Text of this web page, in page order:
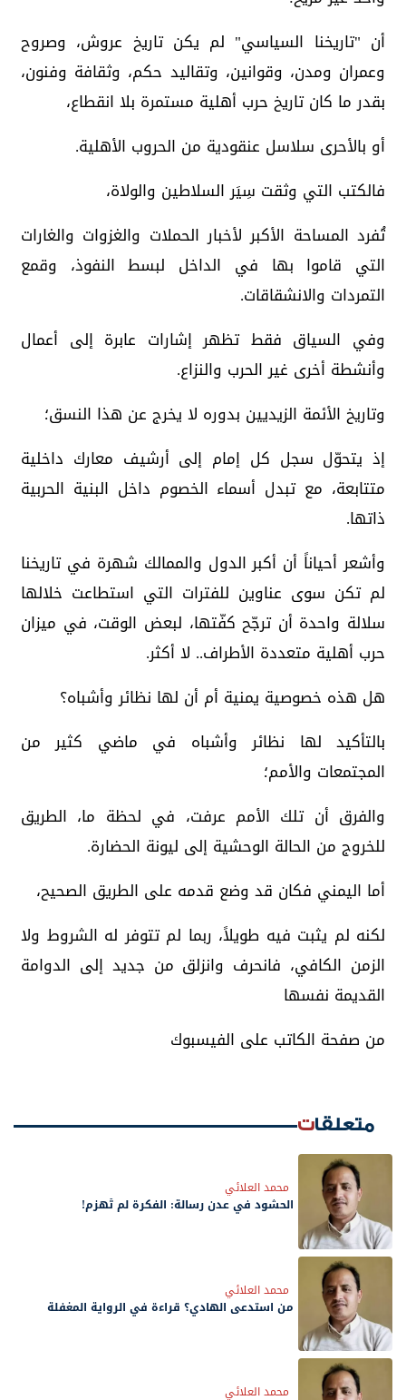
أن "تاريخنا السياسي" لم يكن تاريخ عروش، وصروح
وعمران ومدن، وقوانين، وتقاليد حكم، وثقافة وفنون،
بقدر ما كان تاريخ حرب أهلية مستمرة بلا انقطاع،
أو بالأحرى سلاسل عنقودية من الحروب الأهلية.
فالكتب التي وثقت سِيَر السلاطين والولاة،
تُفرد المساحة الأكبر لأخبار الحملات والغزوات والغارات
التي قاموا بها في الداخل لبسط النفوذ، وقمع
التمردات والانشقاقات.
وفي السياق فقط تظهر إشارات عابرة إلى أعمال
وأنشطة أخرى غير الحرب والنزاع.
وتاريخ الأئمة الزيديين بدوره لا يخرج عن هذا النسق؛
إذ يتحوّل سجل كل إمام إلى أرشيف معارك داخلية
متتابعة، مع تبدل أسماء الخصوم داخل البنية الحربية
ذاتها.
وأشعر أحياناً أن أكبر الدول والممالك شهرة في تاريخنا
لم تكن سوى عناوين للفترات التي استطاعت خلالها
سلالة واحدة أن ترجّح كفّتها، لبعض الوقت، في ميزان
حرب أهلية متعددة الأطراف.. لا أكثر.
هل هذه خصوصية يمنية أم أن لها نظائر وأشباه؟
بالتأكيد لها نظائر وأشباه في ماضي كثير من
المجتمعات والأمم؛
والفرق أن تلك الأمم عرفت، في لحظة ما، الطريق
للخروج من الحالة الوحشية إلى ليونة الحضارة.
أما اليمني فكان قد وضع قدمه على الطريق الصحيح،
لكنه لم يثبت فيه طويلاً، ربما لم تتوفر له الشروط ولا
الزمن الكافي، فانحرف وانزلق من جديد إلى الدوامة
القديمة نفسها
من صفحة الكاتب على الفيسبوك
متعلقات
محمد العلائي
الحشود في عدن رسالة: الفكرة لم تُهزم!
محمد العلائي
من استدعى الهادي؟ قراءة في الرواية المغفلة
محمد العلائي